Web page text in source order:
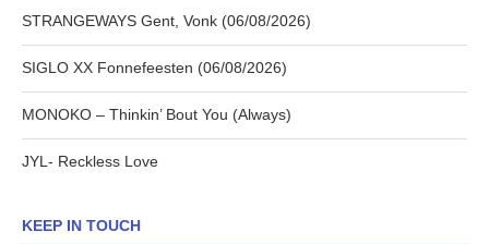
STRANGEWAYS Gent, Vonk (06/08/2026)
SIGLO XX Fonnefeesten (06/08/2026)
MONOKO – Thinkin’ Bout You (Always)
JYL- Reckless Love
KEEP IN TOUCH